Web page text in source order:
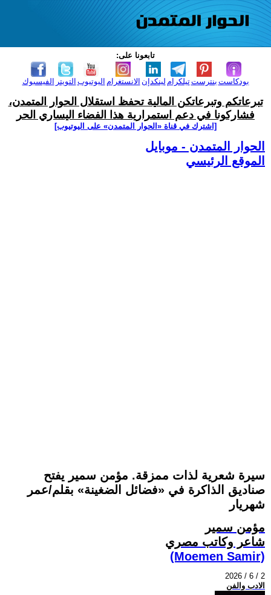
تابعونا على:
الفيسبوك التويتر اليوتيوب الانستغرام لينكدإن تيلكرامبنترست بودكاست
تبرعاتكم وتبرعاتكن المالية تحفظ استقلال الحوار المتمدن،
فشاركونا في دعم استمرارية هذا الفضاء اليساري الحر
[اشترك في قناة ‫«الحوار المتمدن» على اليوتيوب]
الحوار المتمدن - موبايل
الموقع الرئيسي
سيرة شعرية لذات ممزقة. مؤمن سمير يفتح
صناديق الذاكرة في «فضائل الضغينة» بقلم/عمر
شهريار
مؤمن سمير
شاعر وكاتب مصري
(Moemen Samir)
2026 / 6 / 2
الادب والفن